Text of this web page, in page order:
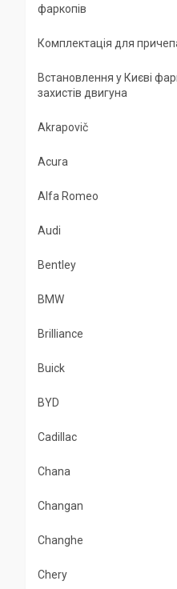
фаркопів
Комплектація для
Встановлення у Києві
захистів двигуна
Akrapovič
Acura
Alfa Romeo
Audi
Bentley
BMW
Brilliance
Buick
BYD
Cadillac
Chana
Changan
Changhe
Chery